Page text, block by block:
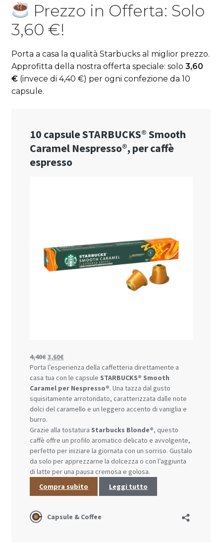
Prezzo in Offerta: Solo
3,60 €!
Porta a casa la qualità Starbucks al miglior prezzo.
Approfitta della nostra offerta speciale: solo 3,60
€(invece di 4,40 €) per ogni confezione da 10
capsule.